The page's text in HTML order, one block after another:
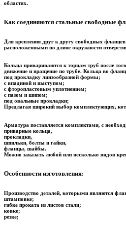
областях.
Как соединяются стальные свободные
Для крепления друг к другу свободных
расположенными по длине окружности
Кольца привариваются к торцам труб после
движение и вращение по трубе. Кольца во
под прокладку линзообразной формы;
с впадиной и выступом;
с фторопластовым уплотнением;
с пазом и шипом;
под овальные прокладки;
Предлагая широкий выбор комплектующих,
Арматура поставляется комплектами, с
приварные кольца,
прокладки,
шпильки, болты и гайки,
фланцы, шайбы.
Можно заказать любой или несколько видов
Особенности изготовления:
Производство деталей, которыми являются
штамповке;
гибке проката из листов стали;
ковке;
резке;